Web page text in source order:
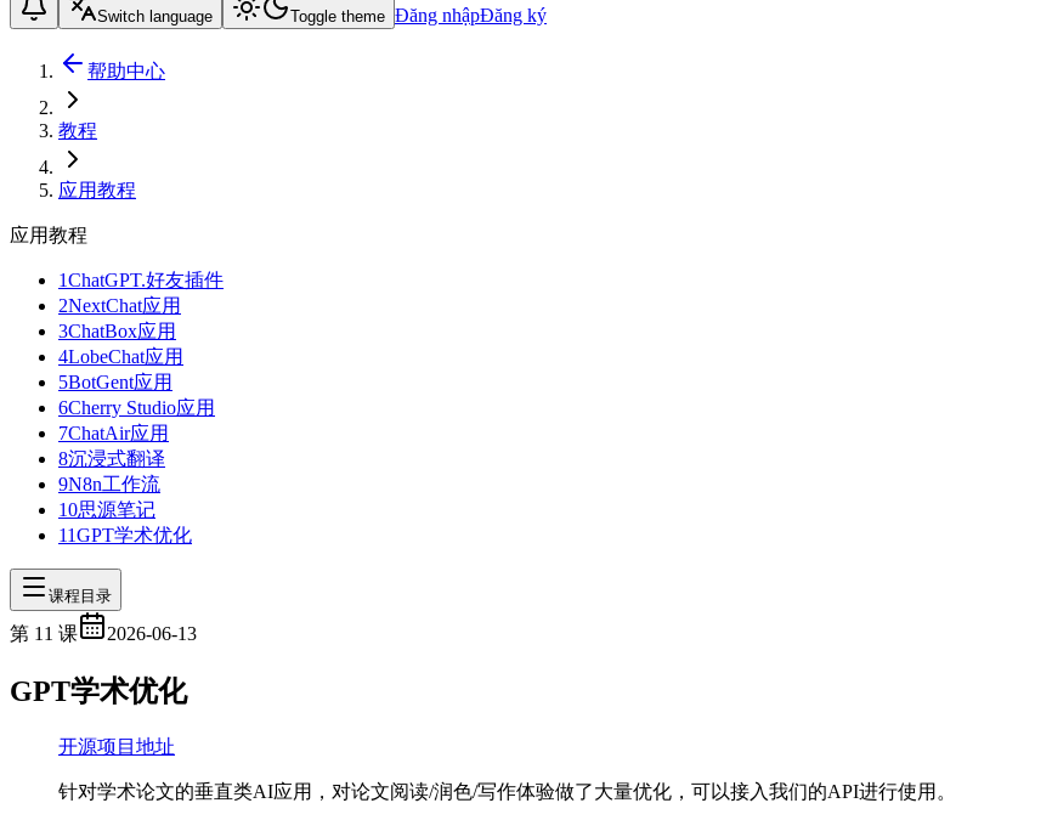
Switch language Toggle theme Đăng nhậpĐăng ký
帮助中心
教程
应用教程
应用教程
1ChatGPT.好友插件
2NextChat应用
3ChatBox应用
4LobeChat应用
5BotGent应用
6Cherry Studio应用
7ChatAir应用
8沉浸式翻译
9N8n工作流
10思源笔记
11GPT学术优化
课程目录
第 11 课 2026-06-13
GPT学术优化
开源项目地址
针对学术论文的垂直类AI应用，对论文阅读/润色/写作体验做了大量优化，可以接入我们的API进行使用。